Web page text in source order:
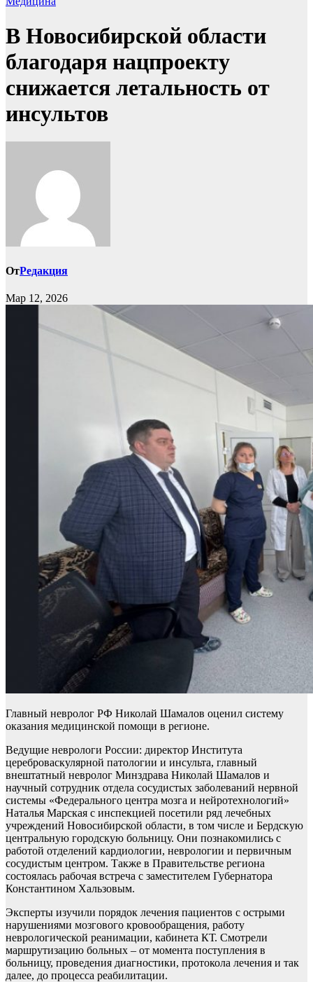
В Новосибирской области
благодаря нацпроекту
снижается летальность от
инсультов
ОтРедакция
Мар 12, 2026
Главный невролог РФ Николай Шамалов оценил систему
оказания медицинской помощи в регионе.
Ведущие неврологи России: директор Института
цереброваскулярной патологии и инсульта, главный
внештатный невролог Минздрава Николай Шамалов и
научный сотрудник отдела сосудистых заболеваний нервной
системы «Федерального центра мозга и нейротехнологий»
Наталья Марская с инспекцией посетили ряд лечебных
учреждений Новосибирской области, в том числе и Бердскую
центральную городскую больницу. Они познакомились с
работой отделений кардиологии, неврологии и первичным
сосудистым центром. Также в Правительстве региона
состоялась рабочая встреча с заместителем Губернатора
Константином Хальзовым.
Эксперты изучили порядок лечения пациентов с острыми
нарушениями мозгового кровообращения, работу
неврологической реанимации, кабинета КТ. Смотрели
маршрутизацию больных – от момента поступления в
больницу, проведения диагностики, протокола лечения и так
далее, до процесса реабилитации.